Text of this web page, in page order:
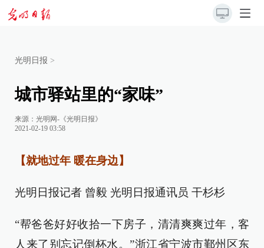
光明日报 >
城市驿站里的“家味”
来源： 光明网-《光明日报》
2021-02-19 03:58
【就地过年 暖在身边】
光明日报记者 曾毅 光明日报通讯员 干杉杉
“帮爸爸好好收拾一下房子，清清爽爽过年，客
人来了别忘记倒杯水。”浙江省宁波市鄞州区东